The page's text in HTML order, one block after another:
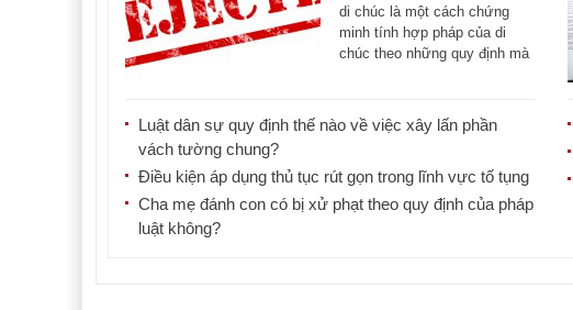
di chúc là một cách chứng
minh tính hợp pháp của di
chúc theo những quy định mà
Luật dân sự quy định thế nào về việc xây lấn phần
vách tường chung?
Điều kiện áp dụng thủ tục rút gọn trong lĩnh vực tố tụng
Cha mẹ đánh con có bị xử phạt theo quy định của pháp
luật không?